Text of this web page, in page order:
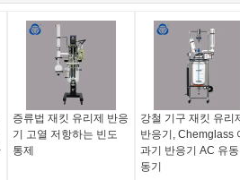
증류법 재킷 유리제 반응
기 고열 저항하는 빈도
통제
강철 기구 재킷 유리
반응기, Chemglass
과기 반응기 AC 유동
동기